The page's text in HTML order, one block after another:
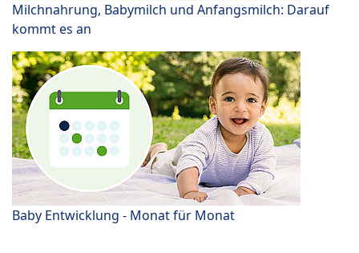
Milchnahrung, Babymilch und Anfangsmilch: Darauf
kommt es an
Baby Entwicklung - Monat für Monat